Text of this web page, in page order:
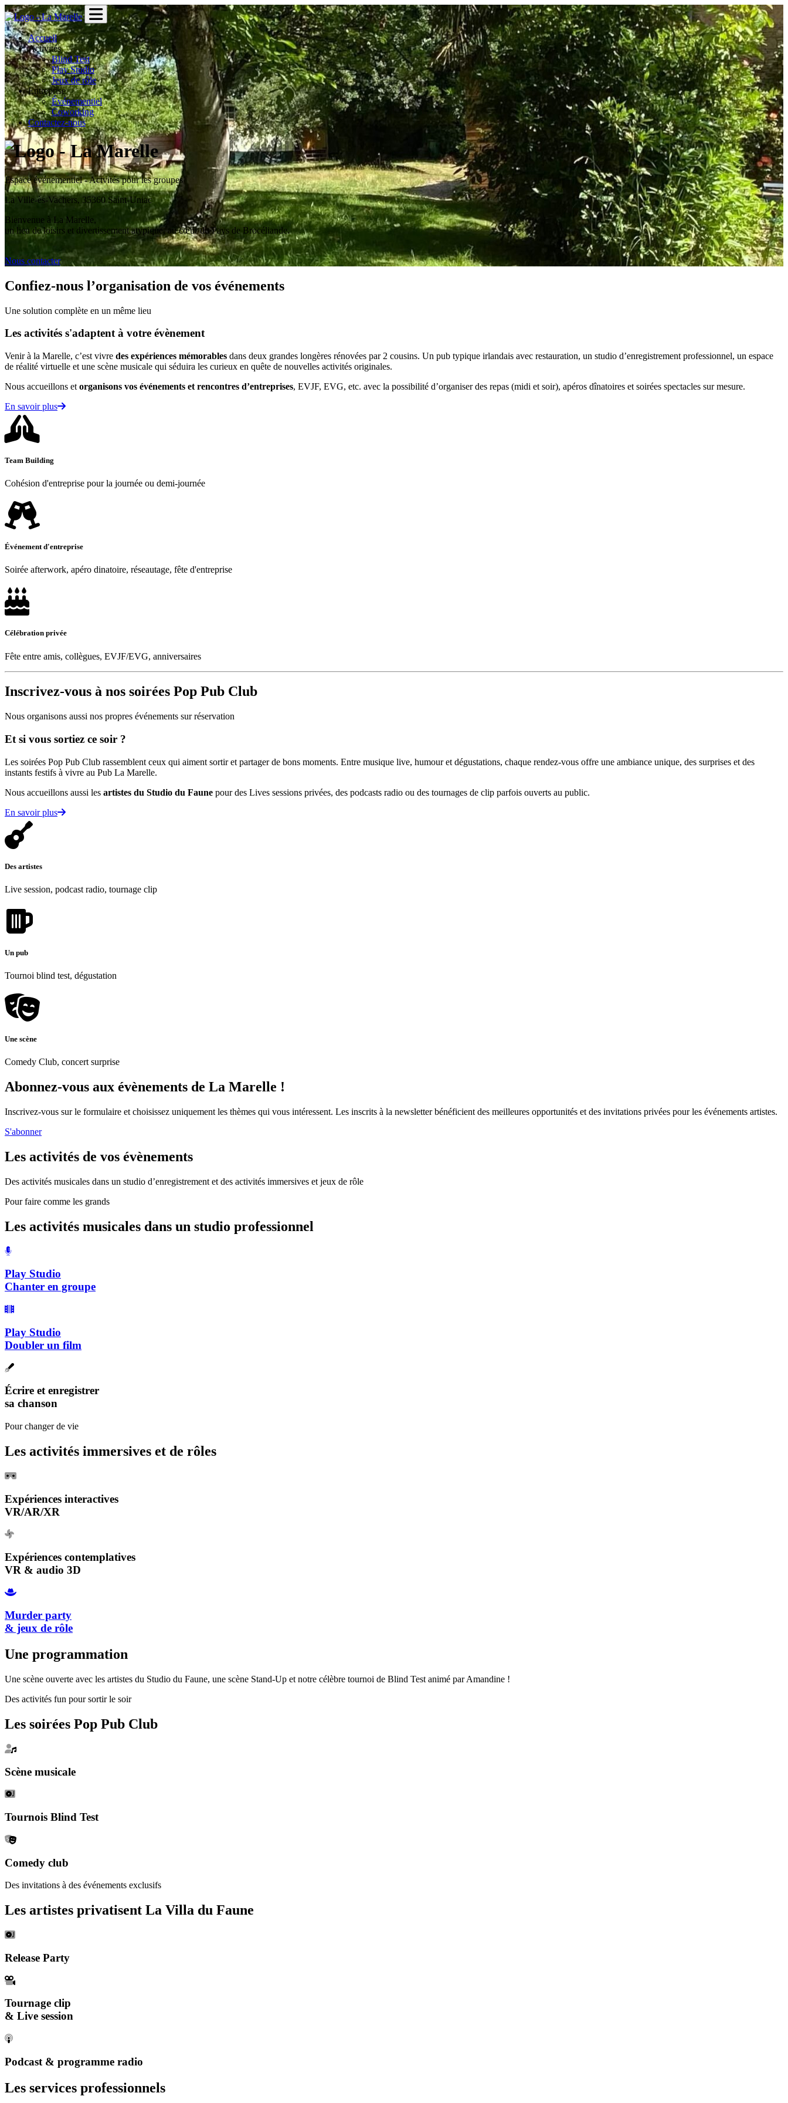
Accueil
Activités
Blind Test
Play Studio
Jeux de rôle
Entreprise
Événementiel
Coworking
Contactez-nous
Espace événementiel - Actvités pour les groupes
La Ville-ès-Vachers, 35360 Saint-Uniac
Bienvenue à La Marelle,
un lieu de loisirs et divertissement atypique, au cœur du Pays de Brocéliande.
Nous contacter
Confiez-nous l’organisation de vos événements
Une solution complète en un même lieu
Les activités s'adaptent à votre évènement
Venir à la Marelle, c’est vivre des expériences mémorables dans deux grandes longères rénovées par 2 cousins. Un pub typique irlandais avec restauration, un studio d’enregistrement professionnel, un espace
de réalité virtuelle et une scène musicale qui séduira les curieux en quête de nouvelles activités originales.
Nous accueillons et organisons vos événements et rencontres d’entreprises, EVJF, EVG, etc. avec la possibilité d’organiser des repas (midi et soir), apéros dînatoires et soirées spectacles sur mesure.
En savoir plus
Team Building
Cohésion d'entreprise pour la journée ou demi-journée
Événement d'entreprise
Soirée afterwork, apéro dinatoire, réseautage, fête d'entreprise
Célébration privée
Fête entre amis, collègues, EVJF/EVG, anniversaires
Inscrivez-vous à nos soirées Pop Pub Club
Nous organisons aussi nos propres événements sur réservation
Et si vous sortiez ce soir ?
Les soirées Pop Pub Club rassemblent ceux qui aiment sortir et partager de bons moments. Entre musique live, humour et dégustations, chaque rendez-vous offre une ambiance unique, des surprises et des
instants festifs à vivre au Pub La Marelle.
Nous accueillons aussi les artistes du Studio du Faune pour des Lives sessions privées, des podcasts radio ou des tournages de clip parfois ouverts au public.
En savoir plus
Des artistes
Live session, podcast radio, tournage clip
Un pub
Tournoi blind test, dégustation
Une scène
Comedy Club, concert surprise
Abonnez-vous aux évènements de La Marelle !
Inscrivez-vous sur le formulaire et choisissez uniquement les thèmes qui vous intéressent. Les inscrits à la newsletter bénéficient des meilleures opportunités et des invitations privées pour les événements artistes.
S'abonner
Les activités de vos évènements
Des activités musicales dans un studio d’enregistrement et des activités immersives et jeux de rôle
Pour faire comme les grands
Les activités musicales dans un studio professionnel
Play Studio
Chanter en groupe
Play Studio
Doubler un film
Écrire et enregistrer
sa chanson
Pour changer de vie
Les activités immersives et de rôles
Expériences interactives
VR/AR/XR
Expériences contemplatives
VR & audio 3D
Murder party
& jeux de rôle
Une programmation
Une scène ouverte avec les artistes du Studio du Faune, une scène Stand-Up et notre célèbre tournoi de Blind Test animé par Amandine !
Des activités fun pour sortir le soir
Les soirées Pop Pub Club
Scène musicale
Tournois Blind Test
Comedy club
Des invitations à des événements exclusifs
Les artistes privatisent La Villa du Faune
Release Party
Tournage clip
& Live session
Podcast & programme radio
Les services professionnels